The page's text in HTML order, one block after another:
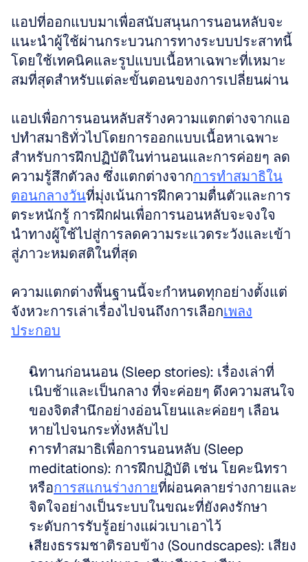
แอปที่ออกแบบมาเพื่อสนับสนุนการนอนหลับจะ
แนะนำผู้ใช้ผ่านกระบวนการทางระบบประสาทนี้
โดยใช้เทคนิคและรูปแบบเนื้อหาเฉพาะที่เหมาะ
สมที่สุดสำหรับแต่ละขั้นตอนของการเปลี่ยนผ่าน
แอปเพื่อการนอนหลับสร้างความแตกต่างจากแอ
ปทำสมาธิทั่วไปโดยการออกแบบเนื้อหาเฉพาะ
สำหรับการฝึกปฏิบัติในท่านอนและการค่อยๆ ลด
ความรู้สึกตัวลง ซึ่งแตกต่างจากการทำสมาธิใน
ตอนกลางวันที่มุ่งเน้นการฝึกความตื่นตัวและการ
ตระหนักรู้ การฝึกฝนเพื่อการนอนหลับจะจงใจ
นำทางผู้ใช้ไปสู่การลดความระแวดระวังและเข้า
สู่ภาวะหมดสติในที่สุด
ความแตกต่างพื้นฐานนี้จะกำหนดทุกอย่างตั้งแต่
จังหวะการเล่าเรื่องไปจนถึงการเลือกเพลง
ประกอบ
นิทานก่อนนอน (Sleep stories): เรื่องเล่าที่
เนิบช้าและเป็นกลาง ที่จะค่อยๆ ดึงความสนใจ
ของจิตสำนึกอย่างอ่อนโยนและค่อยๆ เลือน
หายไปจนกระทั่งหลับไป
การทำสมาธิเพื่อการนอนหลับ (Sleep
meditations): การฝึกปฏิบัติ เช่น โยคะนิทรา
หรือการสแกนร่างกายที่ผ่อนคลายร่างกายและ
จิตใจอย่างเป็นระบบในขณะที่ยังคงรักษา
ระดับการรับรู้อย่างแผ่วเบาเอาไว้
เสียงธรรมชาติรอบข้าง (Soundscapes): เสียง